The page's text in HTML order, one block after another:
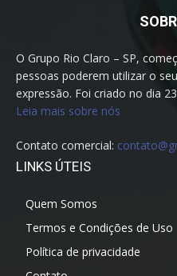
O Grupo Rio Claro – SP,
pessoas poderem utilizar o
expressão. Foi criado no dia
Leia mais sobre nós
Contato comercial:
LINKS ÚTEIS
Quem Somos
Termos e Condições de Uso
Política de privacidade